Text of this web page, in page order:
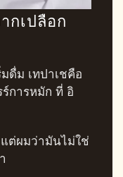
กเปลือก
ดื่ม เทปาเชคือ
การหมัก ที่ อิ
แต่ผมว่ามันไม่ใช่